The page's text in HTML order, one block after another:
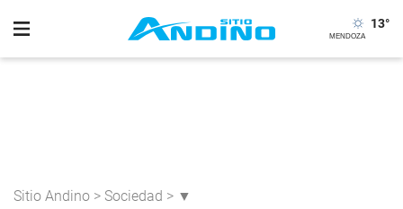
13°
Sitio Andino > Sociedad > ▼